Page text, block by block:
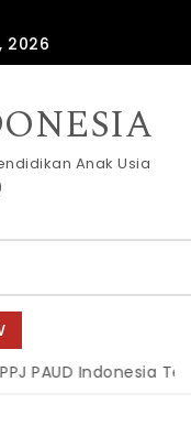
2026
Anak Usia
PAUD Indonesia